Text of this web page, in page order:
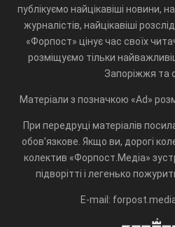
публікуємо найцікавіші новини,
журналістів, найцікавіші
«Форпост» цінує час своїх
розміщуємо тільки
Запоріжжя та
Матеріали з позначкою «Ad»
При передруці матеріалів
обов'язкове. Якщо ви, дорогі
колектив «Форпост.Медіа»
підворітті і легенько
E-mail: